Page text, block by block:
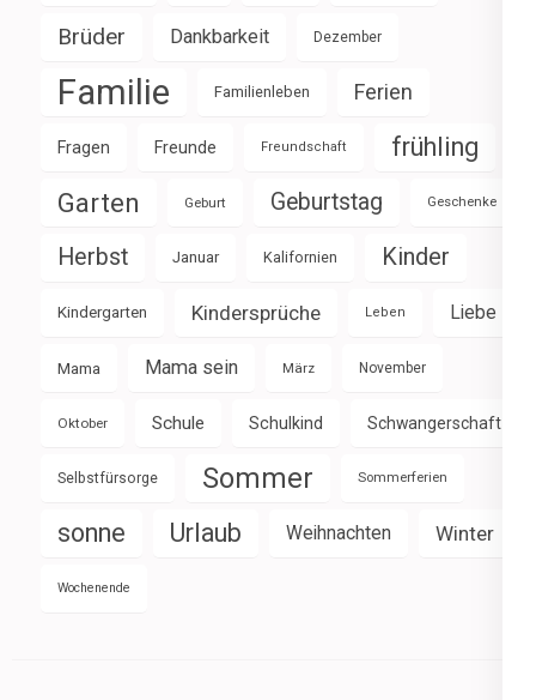
Brüder Dankbarkeit Dezember
Familie Familienleben Ferien
Fragen Freunde Freundschaft frühling
Garten Geburt Geburtstag Geschenke
Herbst Januar Kalifornien Kinder
Kindergarten Kindersprüche Leben Liebe
Mama Mama sein März November
Oktober Schule Schulkind Schwangerschaft
Selbstfürsorge Sommer Sommerferien
sonne Urlaub Weihnachten Winter
Wochenende